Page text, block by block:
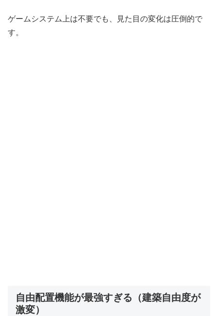
ゲームシステム上は不要でも、見た目の変化は圧倒的で
す。
自由配置機能が最強すぎる（建築自由度が
激変）